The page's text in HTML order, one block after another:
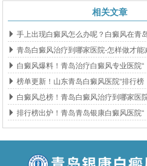
相关文章
手上出现白癜风怎么办呢？白癜风在青
青岛白癜风治疗到哪家医院-怎样做才能
白癜风爆料！青岛治疗白癜风专业医院“
榜单更新！山东青岛白癜风医院“排行榜
白癜风总榜！青岛白癜风治疗到哪家医
排行榜出炉！青岛青岛银康白癜风医院“